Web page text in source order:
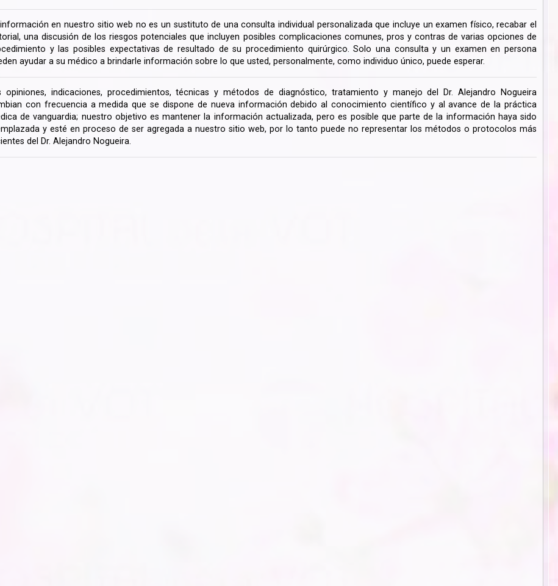
en nuestro sitio web no es un sustituto de una consulta individual personalizada que incluye un examen físico, recabar el
una discusión de los riesgos potenciales que incluyen posibles complicaciones comunes, pros y contras de varias opciones de
y las posibles expectativas de resultado de su procedimiento quirúrgico. Solo una consulta y un examen en persona
ayudar a su médico a brindarle información sobre lo que usted, personalmente, como individuo único, puede esperar.
opiniones, indicaciones, procedimientos, técnicas y métodos de diagnóstico, tratamiento y manejo del Dr. Alejandro Nogueira
con frecuencia a medida que se dispone de nueva información debido al conocimiento científico y al avance de la práctica
de vanguardia; nuestro objetivo es mantener la información actualizada, pero es posible que parte de la información haya sido
y esté en proceso de ser agregada a nuestro sitio web, por lo tanto puede no representar los métodos o protocolos más
del Dr. Alejandro Nogueira.